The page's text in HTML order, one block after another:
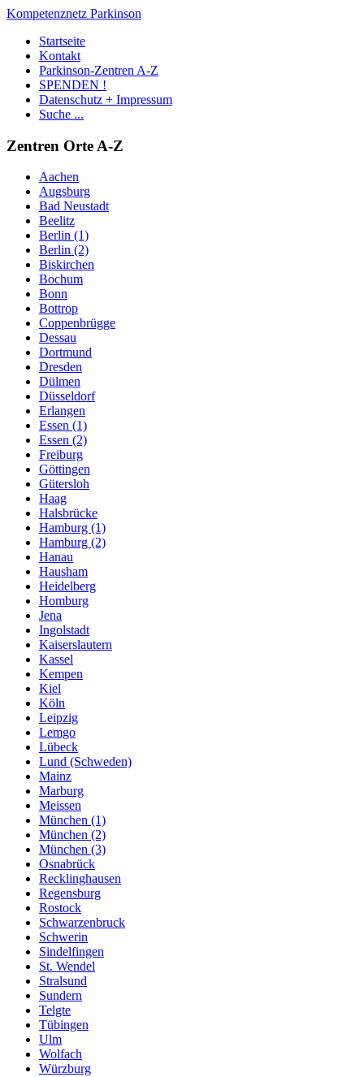
Kompetenznetz Parkinson
Startseite
Kontakt
Parkinson-Zentren A-Z
SPENDEN !
Datenschutz + Impressum
Suche ...
Zentren Orte A-Z
Aachen
Augsburg
Bad Neustadt
Beelitz
Berlin (1)
Berlin (2)
Biskirchen
Bochum
Bonn
Bottrop
Coppenbrügge
Dessau
Dortmund
Dresden
Dülmen
Düsseldorf
Erlangen
Essen (1)
Essen (2)
Freiburg
Göttingen
Gütersloh
Haag
Halsbrücke
Hamburg (1)
Hamburg (2)
Hanau
Hausham
Heidelberg
Homburg
Jena
Ingolstadt
Kaiserslautern
Kassel
Kempen
Kiel
Köln
Leipzig
Lemgo
Lübeck
Lund (Schweden)
Mainz
Marburg
Meissen
München (1)
München (2)
München (3)
Osnabrück
Recklinghausen
Regensburg
Rostock
Schwarzenbruck
Schwerin
Sindelfingen
St. Wendel
Stralsund
Sundern
Telgte
Tübingen
Ulm
Wolfach
Würzburg